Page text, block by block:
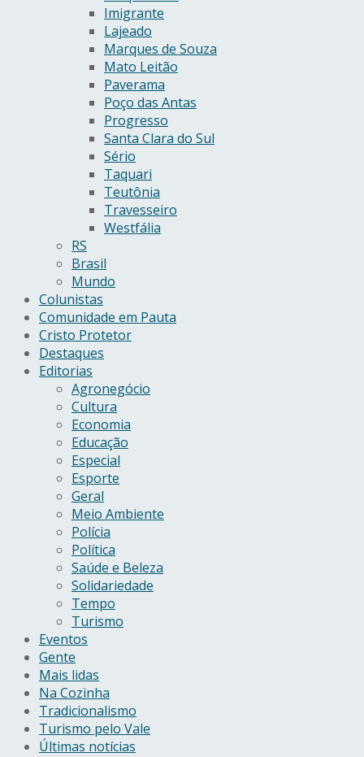
Imigrante
Lajeado
Marques de Souza
Mato Leitão
Paverama
Poço das Antas
Progresso
Santa Clara do Sul
Sério
Taquari
Teutônia
Travesseiro
Westfália
RS
Brasil
Mundo
Colunistas
Comunidade em Pauta
Cristo Protetor
Destaques
Editorias
Agronegócio
Cultura
Economia
Educação
Especial
Esporte
Geral
Meio Ambiente
Polícia
Política
Saúde e Beleza
Solidariedade
Tempo
Turismo
Eventos
Gente
Mais lidas
Na Cozinha
Tradicionalismo
Turismo pelo Vale
Últimas notícias